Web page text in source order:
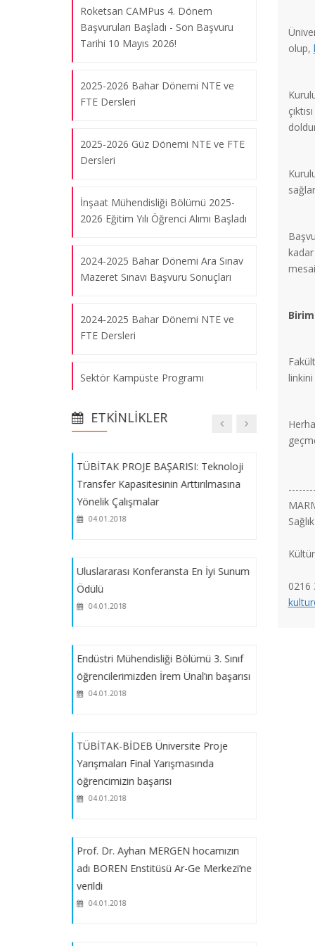
olup,
kadar
0216
Roketsan CAMPus 4. Dönem
Başvuruları Başladı - Son Başvuru
Tarihi 10 Mayıs 2026!
2025-2026 Bahar Dönemi NTE ve
FTE Dersleri
2025-2026 Güz Dönemi NTE ve FTE
Dersleri
İnşaat Mühendisliği Bölümü 2025-
2026 Eğitim Yılı Öğrenci Alımı Başladı
2024-2025 Bahar Dönemi Ara Sınav
Mazeret Sınavı Başvuru Sonuçları
2024-2025 Bahar Dönemi NTE ve
FTE Dersleri
Sektör Kampüste Programı
2025 Bahar)
Karaçuka'ya Birincilik Ödülü
2024-2025 Güz Dönemi Vize Mazeret
Sınavı Başvuru Sonuçları
Kampüs Kart
2024-2025 Güz Dönemi NTE ve FTE
Sektör Kampüste Programı
kapsamında açılacak dersler
ÇAP Ders İntibakları ile ilgili kararlar
2024-2025 EĞİTİM-ÖĞRETİM YILI
ÇİFT ANADAL / YANDAL
Dönemi)
ETKINLIKLER
at SUNUM” Semineri
04.01.2018
Prof.Dr. Fazilet VARDAR SUKAN –
“Araştırma, Üniversite-Sanayi İşbirliği,
Destekleri” Semineri
Green Biotechnology Konferansı 11-
gerçekleştirildi
04.01.2018
Fakülte Akademik Kurulu – Ekim 2017
04.01.2018
TÜBİTAK PROJE BAŞARISI: Teknoloji
Transfer Kapasitesinin Arttırılmasına
Yönelik Çalışmalar
04.01.2018
Uluslararası Konferansta En İyi Sunum
Ödülü
04.01.2018
Endüstri Mühendisliği Bölümü 3. Sınıf
öğrencilerimizden İrem Ünal’ın başarısı
04.01.2018
TÜBİTAK-BİDEB Üniversite Proje
Yarışmaları Final Yarışmasında
öğrencimizin başarısı
04.01.2018
Prof. Dr. Ayhan MERGEN hocamızın
adı BOREN Enstitüsü Ar-Ge Merkezi’ne
verildi
04.01.2018